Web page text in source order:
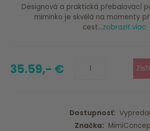
Designová a praktická přebalovací
miminko je skvělá na momenty
cest...zobraziť viac
35.59,- €
Dostupnosť:
Značka: